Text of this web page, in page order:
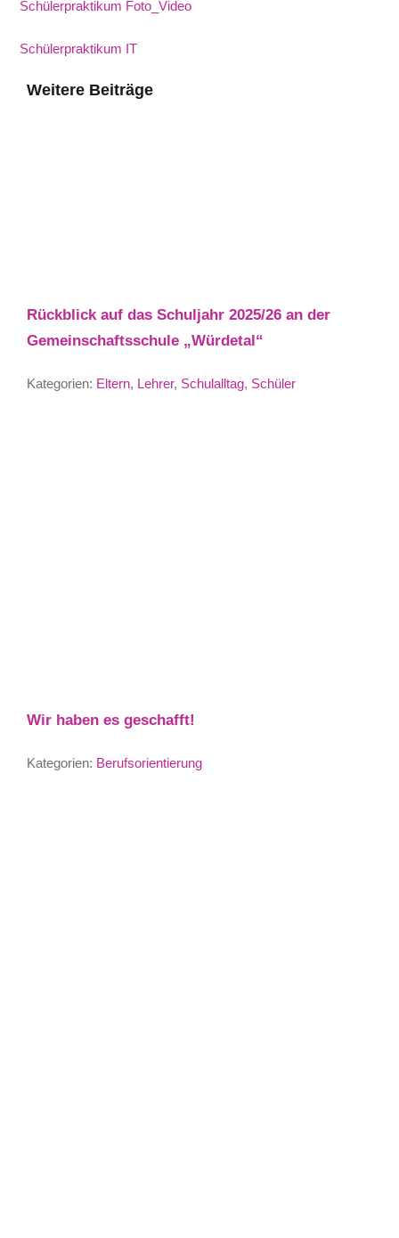
Schülerpraktikum Foto_Video
Schülerpraktikum IT
Weitere Beiträge
Rückblick auf das Schuljahr 2025/26 an der
Gemeinschaftsschule „Würdetal“
Kategorien: Eltern, Lehrer, Schulalltag, Schüler
Wir haben es geschafft!
Kategorien: Berufsorientierung